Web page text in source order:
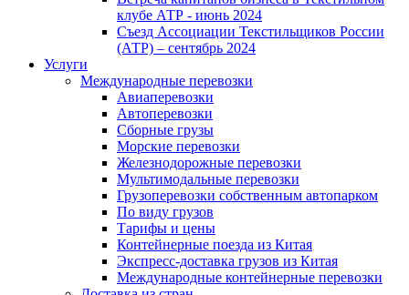
клубе АТР - июнь 2024
Съезд Ассоциации Текстильщиков России
(АТР) – сентябрь 2024
Услуги
Международные перевозки
Авиаперевозки
Автоперевозки
Сборные грузы
Морские перевозки
Железнодорожные перевозки
Мультимодальные перевозки
Грузоперевозки собственным автопарком
По виду грузов
Тарифы и цены
Контейнерные поезда из Китая
Экспресс-доставка грузов из Китая
Международные контейнерные перевозки